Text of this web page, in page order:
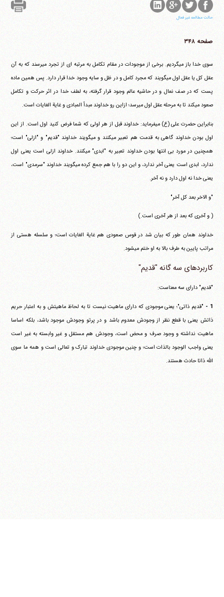
حالت مطالعه غیر فعال
صفحه ۳۴۸
سوی خدا باز می‎گردیم. برخی از موجودات در مقام تکامل به مرتبه ای از تجرد می‎رسند که به آن
عقل کل یا عقل اول می‎گویند که مجرد کامل و در ظل و سایه وجود خدا قرار دارد. پس همین ماده
پست که در صف نعال و در حاشیه عالم وجود قرار گرفته، به لطف خدا در اثر حرکت و تکامل
صعود می‎کند تا به مرحله عقل اول می‎رسد؛ ازاین رو خداوند مبدأ المبادی و غایة الغایات است.
بنابراین حضرت علی (ع) می‎فرماید: خداوند قبل از هر اولی که شما فرض کنید اول است. از این
اول بودن خداوند گاهی به قدمت هم تعبیر می‎کنند و می‎گویند خداوند "قدیم" و "ازلی" است؛
همچنین در مورد بی انتها بودن خداوند تعبیر به "ابدی" می‎کنند. خداوند ازلی است یعنی اول
ندارد، ابدی است یعنی آخر ندارد، و این دو را با هم جمع کرده می‎گویند خداوند "سرمدی" است،
یعنی خدا نه اول دارد و نه آخر.
"و الاخر بعد کل آخر"
( و آخری که بعد از هر آخری است.)
خداوند همان طور که بیان شد در قوس صعودی هم غایة الغایات است؛ و سلسله هستی از
مراتب پایین به طرف بالا به او ختم می‎شود.
کاربردهای سه گانه "قدیم"
"قدیم" دارای سه معناست:
1 -
"قدیم ذاتی"؛ یعنی موجودی که دارای ماهیت نیست تا به لحاظ ماهیتش و به اعتبار حریم
ذاتش یعنی با قطع نظر از وجودش معدوم باشد و در پرتو وجودش موجود باشد، بلکه اساسا
ماهیت نداشته و وجود صرف و محض است، وجودش هم مستقل و غیر وابسته به غیر است
یعنی واجب الوجود بالذات است؛ و چنین موجودی خداوند تبارک و تعالی است و همه ما سوی
الله ذاتا حادث هستند.